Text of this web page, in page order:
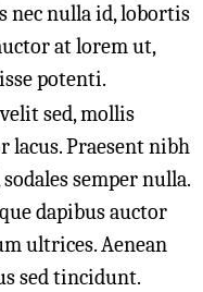
nec nulla id, lobortis
at lorem ut,
potenti.
sed, mollis
lacus. Praesent nibh
semper nulla.
dapibus auctor
ultrices. Aenean
sed tincidunt.